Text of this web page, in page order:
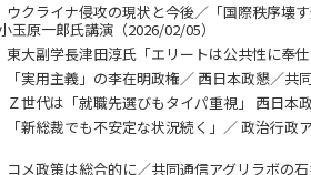
クライナ侵攻の現状と今後／「国際秩序壊
玉原一郎氏講演（2026/02/05）
大副学長津田淳氏「エリートは公共性に奉
実用主義」の李在明政権／ 西日本政懇／共
世代は「就職先選びもタイパ重視」 西日
新総裁でも不安定な状況続く」／ 政治行政
メ政策は総合的に／共同通信アグリラボの